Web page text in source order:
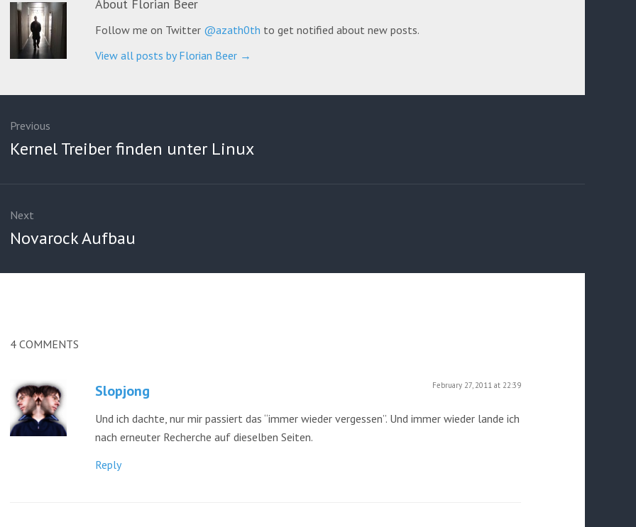
About Florian Beer
Follow me on Twitter @azath0th to get notified about new posts.
View all posts by Florian Beer →
Previous
Previous
Kernel Treiber finden unter Linux
Next
Next
Novarock Aufbau
4 COMMENTS
Slopjong February 27, 2011 at 22:39
Und ich dachte, nur mir passiert das “immer wieder vergessen”. Und immer wieder lande ich
nach erneuter Recherche auf dieselben Seiten.
Reply